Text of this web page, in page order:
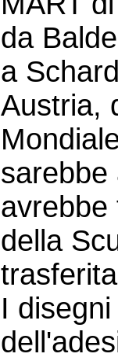
da
a
Austria,
sarebbe
avrebbe
della
I